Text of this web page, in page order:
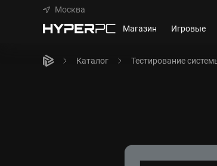
Москва
Магазин
Игровые
Каталог Тестирование